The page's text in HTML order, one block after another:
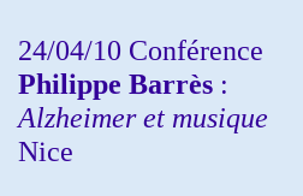
24/04/10 Conférence
Philippe Barrès :
Alzheimer et musique
Nice